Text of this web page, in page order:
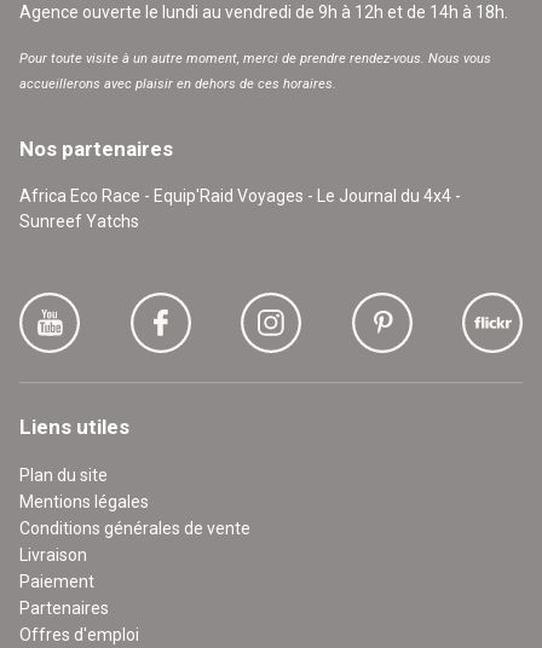
Agence ouverte le lundi au vendredi de 9h à 12h et de 14h à 18h.
Pour toute visite à un autre moment, merci de prendre rendez-vous. Nous vous
accueillerons avec plaisir en dehors de ces horaires.
Nos partenaires
Africa Eco Race - Equip'Raid Voyages - Le Journal du 4x4 -
Sunreef Yatchs
Liens utiles
Plan du site
Mentions légales
Conditions générales de vente
Livraison
Paiement
Partenaires
Offres d'emploi